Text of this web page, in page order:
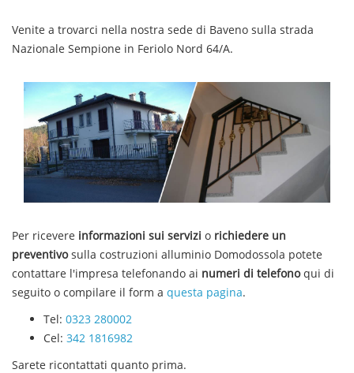
Venite a trovarci nella nostra sede di Baveno sulla strada
Nazionale Sempione in Feriolo Nord 64/A.
Per ricevere informazioni sui servizi o richiedere un
preventivosulla costruzioni alluminio Domodossola potete
contattare l'impresa telefonando ai numeri di telefonoqui di
seguito o compilare il form a questa pagina.
Tel: 0323 280002
Cel: 342 1816982
Sarete ricontattati quanto prima.